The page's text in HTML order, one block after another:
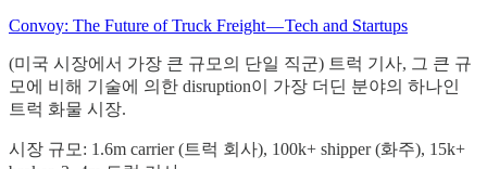
Convoy: The Future of Truck Freight — Tech and Startups
(미국 시장에서 가장 큰 규모의 단일 직군) 트럭 기사, 그 큰 규
모에 비해 기술에 의한 disruption이 가장 더딘 분야의 하나인
트럭 화물 시장.
시장 규모: 1.6m carrier (트럭 회사), 100k+ shipper (화주), 15k+